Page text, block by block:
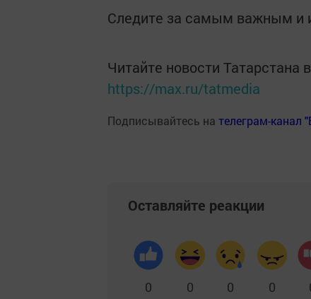
Следите за самым важным и
Читайте новости
https://max.ru/tatmedia
Подписывайтесь на телеграм-канал
Оставляйте реакции
0 0 0 0